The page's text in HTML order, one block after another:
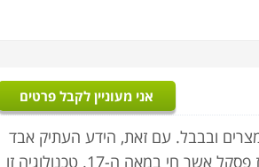
אני מעוניין לקבל פרטים
ובבבל. עם זאת, הידע העתיק אבד
עם השנים ותחילתה של ההידראוליקה המודרנית הינה בפיזיקאי הצרפתי בלז פסקל אשר חי במאה ה-17. טכנולוגיה זו